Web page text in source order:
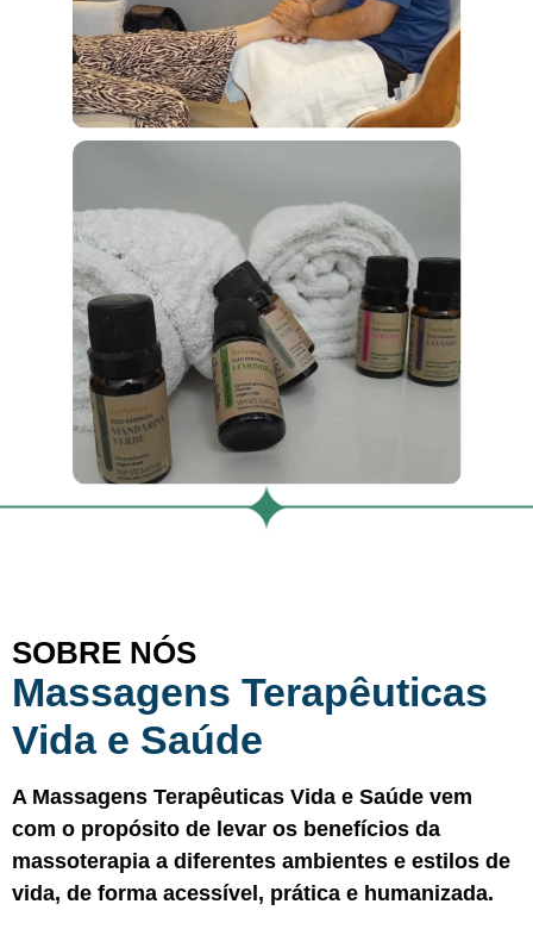
SOBRE NÓS
Massagens Terapêuticas
Vida e Saúde
A Massagens Terapêuticas Vida e Saúde vem
com o propósito de levar os benefícios da
massoterapia a diferentes ambientes e estilos de
vida, de forma acessível, prática e humanizada.